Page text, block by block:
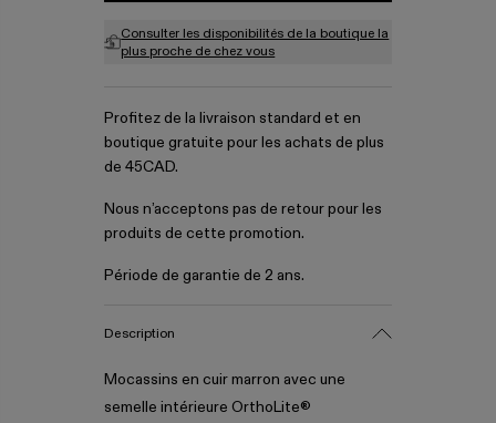
Consulter les disponibilités de la boutique la
plus proche de chez vous
Profitez de la livraison standard et en
boutique gratuite pour les achats de plus
de 45CAD.
Nous n’acceptons pas de retour pour les
produits de cette promotion.
Période de garantie de 2 ans.
Description
Mocassins en cuir marron avec une
semelle intérieure OrthoLite®